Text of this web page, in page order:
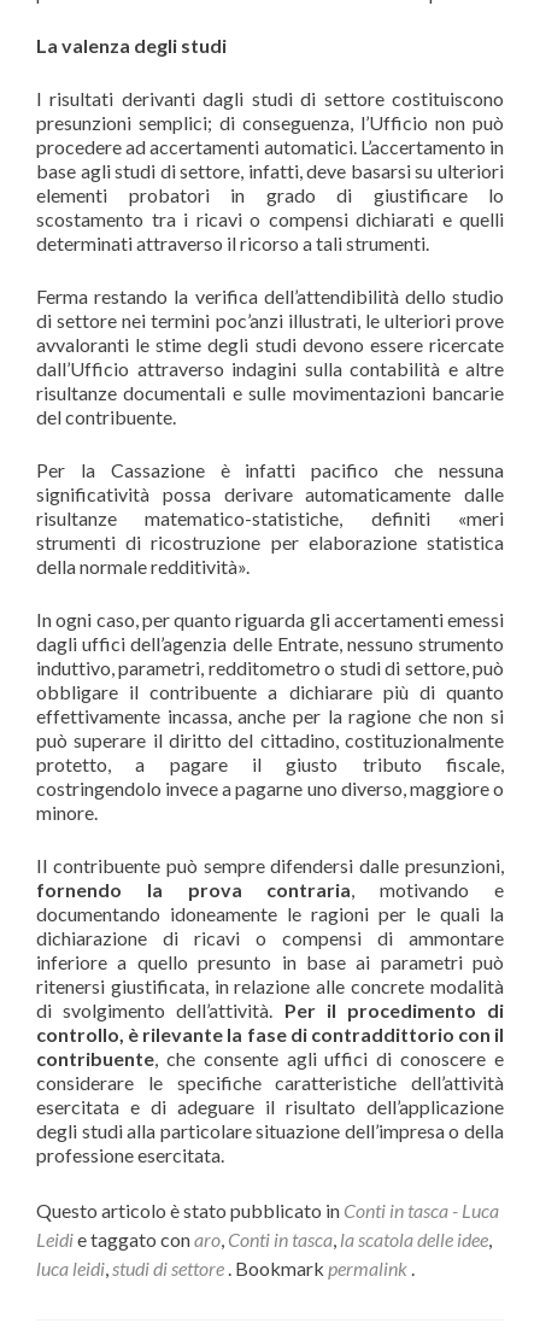
La valenza degli studi
I risultati derivanti dagli studi di settore costituiscono
presunzioni semplici; di conseguenza, l’Ufficio non può
procedere ad accertamenti automatici. L’accertamento in
base agli studi di settore, infatti, deve basarsi su ulteriori
elementi probatori in grado di giustificare lo
scostamento tra i ricavi o compensi dichiarati e quelli
determinati attraverso il ricorso a tali strumenti.
Ferma restando la verifica dell’attendibilità dello studio
di settore nei termini poc’anzi illustrati, le ulteriori prove
avvaloranti le stime degli studi devono essere ricercate
dall’Ufficio attraverso indagini sulla contabilità e altre
risultanze documentali e sulle movimentazioni bancarie
del contribuente.
Per la Cassazione è infatti pacifico che nessuna
significatività possa derivare automaticamente dalle
risultanze matematico-statistiche, definiti «meri
strumenti di ricostruzione per elaborazione statistica
della normale redditività».
In ogni caso, per quanto riguarda gli accertamenti emessi
dagli uffici dell’agenzia delle Entrate, nessuno strumento
induttivo, parametri, redditometro o studi di settore, può
obbligare il contribuente a dichiarare più di quanto
effettivamente incassa, anche per la ragione che non si
può superare il diritto del cittadino, costituzionalmente
protetto, a pagare il giusto tributo fiscale,
costringendolo invece a pagarne uno diverso, maggiore o
minore.
Il contribuente può sempre difendersi dalle presunzioni,
fornendo la prova contraria , motivando e
documentando idoneamente le ragioni per le quali la
dichiarazione di ricavi o compensi di ammontare
inferiore a quello presunto in base ai parametri può
ritenersi giustificata, in relazione alle concrete modalità
di svolgimento dell’attività. Per il procedimento di
controllo, è rilevante la fase di contraddittorio con il
contribuente , che consente agli uffici di conoscere e
considerare le specifiche caratteristiche dell’attività
esercitata e di adeguare il risultato dell’applicazione
degli studi alla particolare situazione dell’impresa o della
professione esercitata.
Questo articolo è stato pubblicato in Conti in tasca - Luca
Leidie taggato conaro Conti in tasca la scatola delle idee
luca leidi studi di settore . Bookmark permalink